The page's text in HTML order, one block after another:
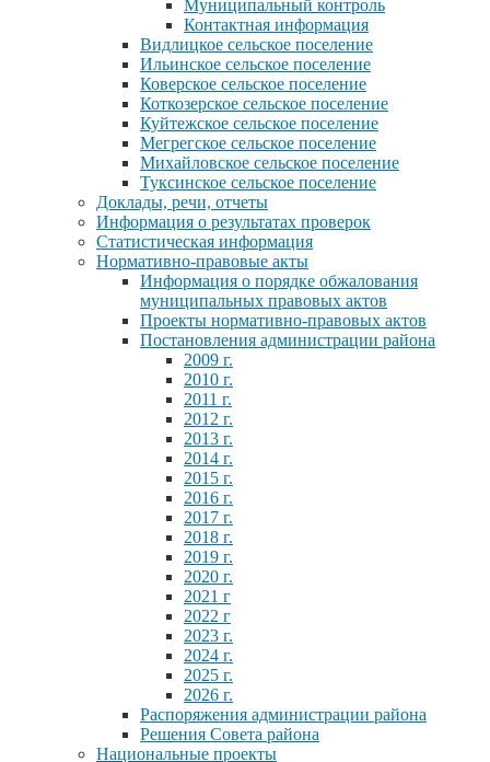
Муниципальный контроль
Контактная информация
Видлицкое сельское поселение
Ильинское сельское поселение
Коверское сельское поселение
Коткозерское сельское поселение
Куйтежское сельское поселение
Мегрегское сельское поселение
Михайловское сельское поселение
Туксинское сельское поселение
Доклады, речи, отчеты
Информация о результатах проверок
Статистическая информация
Нормативно-правовые акты
Информация о порядке обжалования
муниципальных правовых актов
Проекты нормативно-правовых актов
Постановления администрации района
2009 г.
2010 г.
2011 г.
2012 г.
2013 г.
2014 г.
2015 г.
2016 г.
2017 г.
2018 г.
2019 г.
2020 г.
2021 г
2022 г
2023 г.
2024 г.
2025 г.
2026 г.
Распоряжения администрации района
Решения Совета района
Национальные проекты